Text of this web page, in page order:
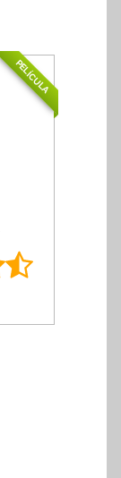
PELÍCULA